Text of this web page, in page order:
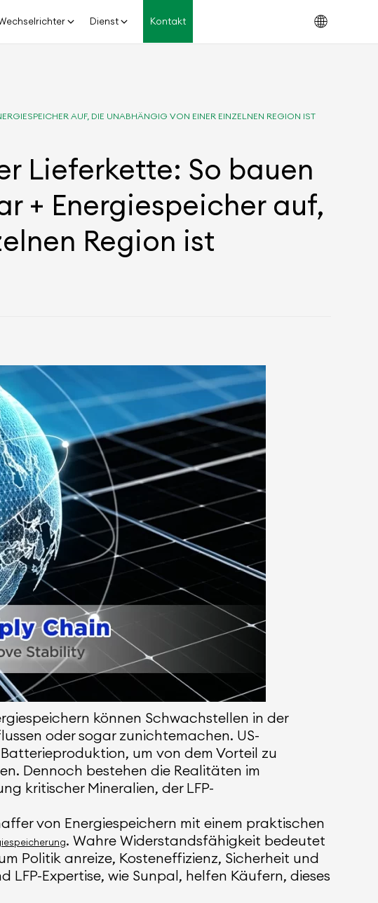
Dienst Kontakt
AUF, DIE UNABHÄNGIG VON EINER EINZELNEN REGION IST
Lieferkette: So bauen
+ Energiespeicher auf,
Region ist
können Schwachstellen in der
oder sogar zunichtemachen. US-
um von dem Vorteil zu
Dennoch bestehen die Realitäten im
kritischer Mineralien, der LFP-
von Energiespeichern mit einem praktischen
. Wahre Widerstandsfähigkeit bedeutet
Politik anreize, Kosteneffizienz, Sicherheit und
Expertise, wie Sunpal, helfen Käufern, dieses